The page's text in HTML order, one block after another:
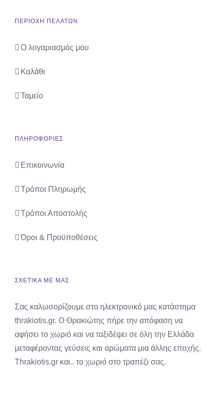
ΠΕΡΙΟΧΗ ΠΕΛΑΤΩΝ
Ο λογαριασμός μου
Καλάθι
Ταμείο
ΠΛΗΡΟΦΟΡΙΕΣ
Επικοινωνία
Τρόποι Πληρωμής
Τρόποι Αποστολής
Όροι & Προϋποθέσεις
ΣΧΕΤΙΚΑ ΜΕ ΜΑΣ
Σας καλωσορίζουμε στο ηλεκτρονικό μας κατάστημα
thrakiotis.gr. Ο Θρακιώτης πήρε την απόφαση να
αφήσει το χωριό και να ταξιδέψει σε όλη την Ελλάδα
μεταφέροντας γεύσεις και αρώματα μια άλλης εποχής.
Thrakiotis.gr και.. το χωριό στο τραπέζι σας.